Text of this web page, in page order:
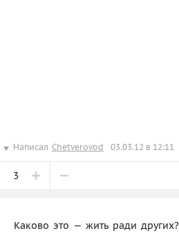
Написал Chetverovod 03.03.12 в 12:11
3
Каково это — жить ради других?